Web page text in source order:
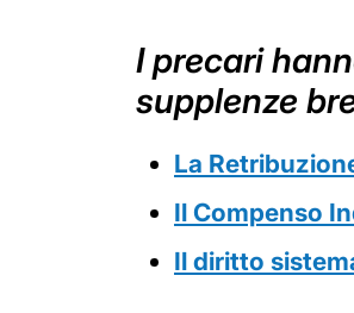
I precari
supplenze
La
Il Compenso I
Il diritto